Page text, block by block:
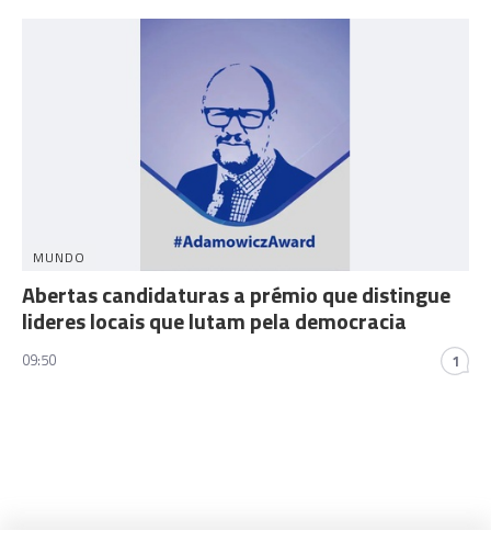
MUNDO
Abertas candidaturas a prémio que distingue
lideres locais que lutam pela democracia
09:50 1